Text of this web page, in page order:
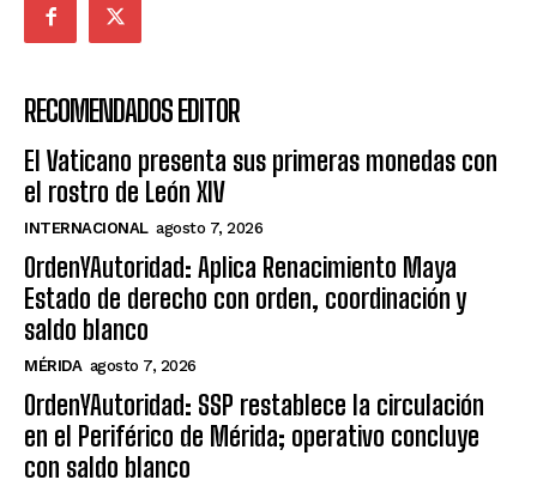
RECOMENDADOS EDITOR
El Vaticano presenta sus primeras monedas con
el rostro de León XIV
INTERNACIONAL agosto 7, 2026
OrdenYAutoridad: Aplica Renacimiento Maya
Estado de derecho con orden, coordinación y
saldo blanco
MÉRIDA agosto 7, 2026
OrdenYAutoridad: SSP restablece la circulación
en el Periférico de Mérida; operativo concluye
con saldo blanco